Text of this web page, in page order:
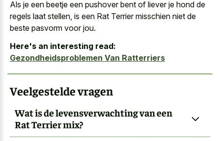
Als je een beetje een pushover bent of liever je hond de
regels laat stellen, is een Rat Terrier misschien niet de
beste pasvorm voor jou.
Here's an interesting read:
Gezondheidsproblemen Van Ratterriers
Veelgestelde vragen
Wat is de levensverwachting van een
Rat Terrier mix?